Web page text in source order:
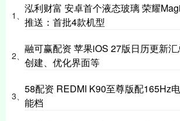
1、
泓利财富 安卓首个液态玻璃 荣耀
推送：首批4款机型
2、
融可赢配资 苹果iOS 27版日历更新
创建、优化界面等
3、
58配资 REDMI K90至尊版配165Hz
能档